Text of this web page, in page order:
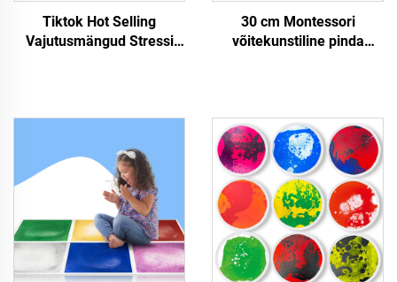
Tiktok Hot Selling
Vajutusmängud Stressi
Ruutseansoriaalne
Põrandakeraamika
30 cm Montessori
võitekunstiline pinda
vedeliku pinda pliiats
fidget mängutoode